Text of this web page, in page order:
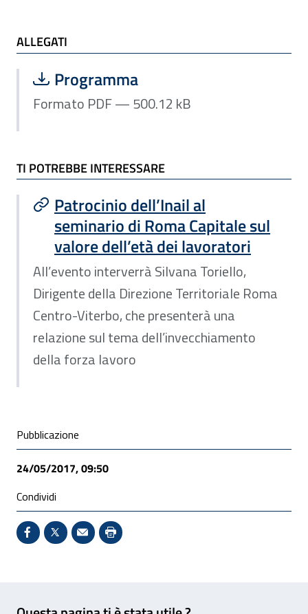
ALLEGATI e TI POTREBBE INTERESSARE
ALLEGATI
Scarica file:
Programma
Formato PDF — Dimensione 500.12 kB
Formato PDF — 500.12 kB
TI POTREBBE INTERESSARE
Patrocinio dell’Inail al
seminario di Roma Capitale sul
valore dell’età dei lavoratori
All’evento interverrà Silvana Toriello,
Dirigente della Direzione Territoriale Roma
Centro-Viterbo, che presenterà una
relazione sul tema dell’invecchiamento
della forza lavoro
Condivisione social
Pubblicazione
24/05/2017, 09:50
Condividi
Condividi su Facebook - Sito esterno - Apertura in
X - Sito esterno - Apertura in nuova finestra
Invio Mail: apre il programma di posta
Stampa pagina: scelta meno